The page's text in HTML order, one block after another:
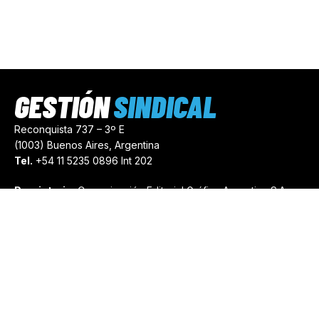
Reconquista 737 – 3º E
(1003) Buenos Aires, Argentina
Tel. +54 11 5235 0896 Int 202
Propietario:Comunicación Editorial Gráfica Argentina S.A.
GESTIÓNSINDICAL